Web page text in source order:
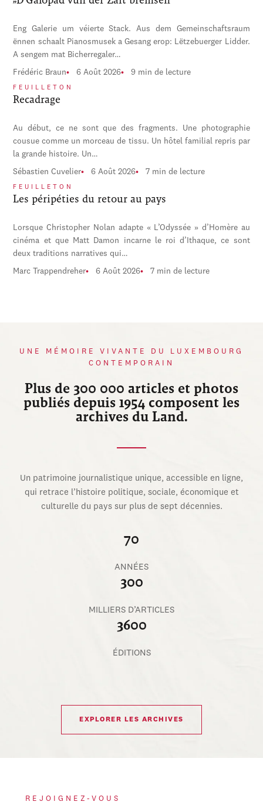
Eng Galerie um véierte Stack. Aus dem Gemeinschaftsraum
ënnen schaalt Pianosmusek a Gesang erop: Lëtzebuerger Lidder.
A sengem mat Bicherregaler…
Frédéric Braun 6 Août 2026 9 min de lecture
FEUILLETON
Recadrage
Au début, ce ne sont que des fragments. Une photographie
cousue comme un morceau de tissu. Un hôtel familial repris par
la grande histoire. Un…
Sébastien Cuvelier 6 Août 2026 7 min de lecture
FEUILLETON
Les péripéties du retour au pays
Lorsque Christopher Nolan adapte « L’Odyssée » d’Homère au
cinéma et que Matt Damon incarne le roi d’Ithaque, ce sont
deux traditions narratives qui…
Marc Trappendreher 6 Août 2026 7 min de lecture
UNE MÉMOIRE VIVANTE DU LUXEMBOURG
CONTEMPORAIN
Plus de 300 000 articles et photos
publiés depuis 1954 composent les
archives du Land.
Un patrimoine journalistique unique, accessible en ligne,
qui retrace l’histoire politique, sociale, économique et
culturelle du pays sur plus de sept décennies.
70
ANNÉES
300
MILLIERS D’ARTICLES
3600
ÉDITIONS
EXPLORER LES ARCHIVES
REJOIGNEZ-VOUS